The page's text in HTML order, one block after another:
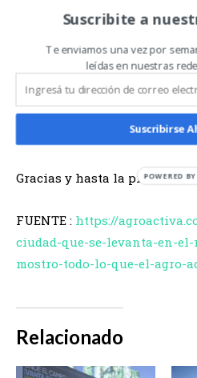
De esta manera, AgroActiva
revolución del encuentro. Se
algunos llaman “el medio de
Que la bandera del campo
flameando en cada corazón
Gracias y hasta la próxima…
FUENTE : https://
ciudad-que-se-levanta-en-
mostro-todo-lo-que-el-agro-
Relacionado
Suscribite a
Te enviamos una vez por
leídas en nuestras
Suscribirse